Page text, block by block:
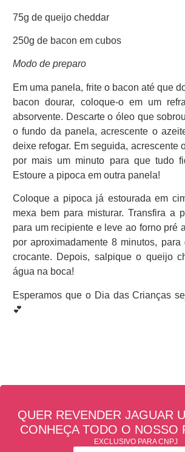
75g de queijo cheddar
250g de bacon em cubos
Modo de preparo
Em uma panela, frite o bacon até que
bacon dourar, coloque-o em um
absorvente. Descarte o óleo que
o fundo da panela, acrescente o
deixe refogar. Em seguida, acrescente
por mais um minuto para que tudo
Estoure a pipoca em outra panela!
Coloque a pipoca já estourada em
mexa bem para misturar. Transfira a
para um recipiente e leve ao forno pré
por aproximadamente 8 minutos,
crocante. Depois, salpique o queijo
água na boca!
Esperamos que o Dia das Crianças
💕
QUER REVENDER JAGUAR
CONHEÇA TODO O NOSSO
EXCLUSIVO PARA CNPJ